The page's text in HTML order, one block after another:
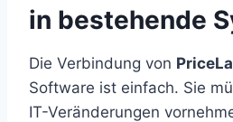
in bestehende
Die Verbindung von
Software ist einfach. Sie
IT-Veränderungen